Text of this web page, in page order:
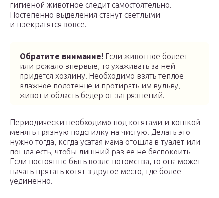
гигиеной животное следит самостоятельно.
Постепенно выделения станут светлыми
и прекратятся вовсе.
Обратите внимание! Если животное болеет
или рожало впервые, то ухаживать за ней
придется хозяину. Необходимо взять теплое
влажное полотенце и протирать им вульву,
живот и область бедер от загрязнений.
Периодически необходимо под котятами и кошкой
менять грязную подстилку на чистую. Делать это
нужно тогда, когда усатая мама отошла в туалет или
пошла есть, чтобы лишний раз ее не беспокоить.
Если постоянно быть возле потомства, то она может
начать прятать котят в другое место, где более
уединенно.